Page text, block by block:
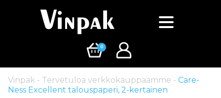
0
Vinpak - Tervetuloa verkkokauppaamme - Care-
Ness Excellent talouspaperi, 2-kertainen